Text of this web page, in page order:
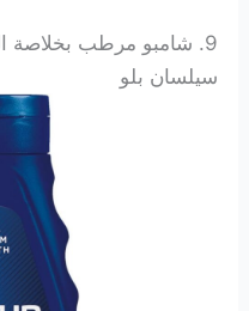
9. شامبو مرطب بخلاصة
سيلسان بلو